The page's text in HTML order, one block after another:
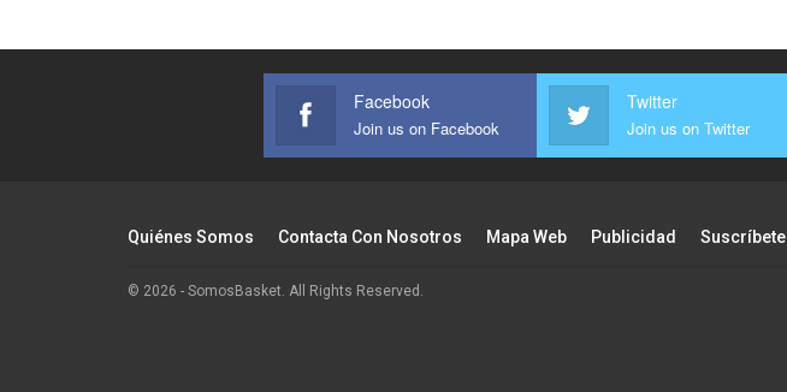
Facebook
Join us on Facebook
Twitter
Join us on Twitter
Quiénes Somos Contacta Con Nosotros Mapa Web Publicidad Suscríbete
© 2026 - SomosBasket. All Rights Reserved.